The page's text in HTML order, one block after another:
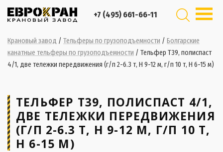
+7 (495) 661-66-11
Крановый завод / Тельферы по грузоподъемности / Болгарские
канатные тельферы по грузоподъемности / Тельфер Т39, полиспаст
4/1, две тележки передвижения (г/п 2-6.3 т, Н 9-12 м, г/п 10 т, Н 6-15 м)
ТЕЛЬФЕР Т39, ПОЛИСПАСТ 4/1,
ДВЕ ТЕЛЕЖКИ ПЕРЕДВИЖЕНИЯ
(Г/П 2-6.3 Т, Н 9-12 М, Г/П 10 Т,
Н 6-15 М)